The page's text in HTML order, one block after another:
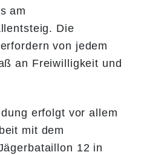
am
Die
von jedem
an Freiwilligkeit und
erfolgt vor allem
mit dem
12 in